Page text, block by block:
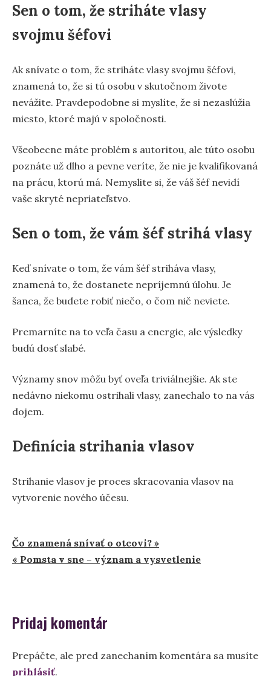
Sen o tom, že striháte vlasy
svojmu šéfovi
Ak snívate o tom, že striháte vlasy svojmu šéfovi,
znamená to, že si tú osobu v skutočnom živote
nevážite. Pravdepodobne si myslíte, že si nezaslúžia
miesto, ktoré majú v spoločnosti.
Všeobecne máte problém s autoritou, ale túto osobu
poznáte už dlho a pevne veríte, že nie je kvalifikovaná
na prácu, ktorú má. Nemyslite si, že váš šéf nevidí
vaše skryté nepriateľstvo.
Sen o tom, že vám šéf strihá vlasy
Keď snívate o tom, že vám šéf striháva vlasy,
znamená to, že dostanete nepríjemnú úlohu. Je
šanca, že budete robiť niečo, o čom nič neviete.
Premarníte na to veľa času a energie, ale výsledky
budú dosť slabé.
Významy snov môžu byť oveľa triviálnejšie. Ak ste
nedávno niekomu ostrihali vlasy, zanechalo to na vás
dojem.
Definícia strihania vlasov
Strihanie vlasov je proces skracovania vlasov na
vytvorenie nového účesu.
Navigácia
v
Čo znamená snívať o otcovi? »
« Pomsta v sne – význam a vysvetlenie
Pridaj komentár
Prepáčte, ale pred zanechaním komentára sa musíte
prihlásiť.